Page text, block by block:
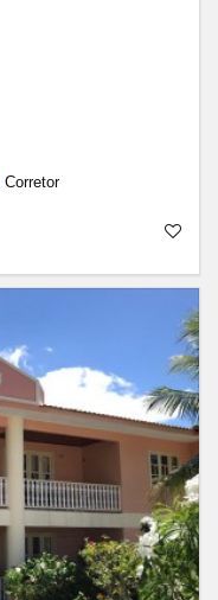
Corretor